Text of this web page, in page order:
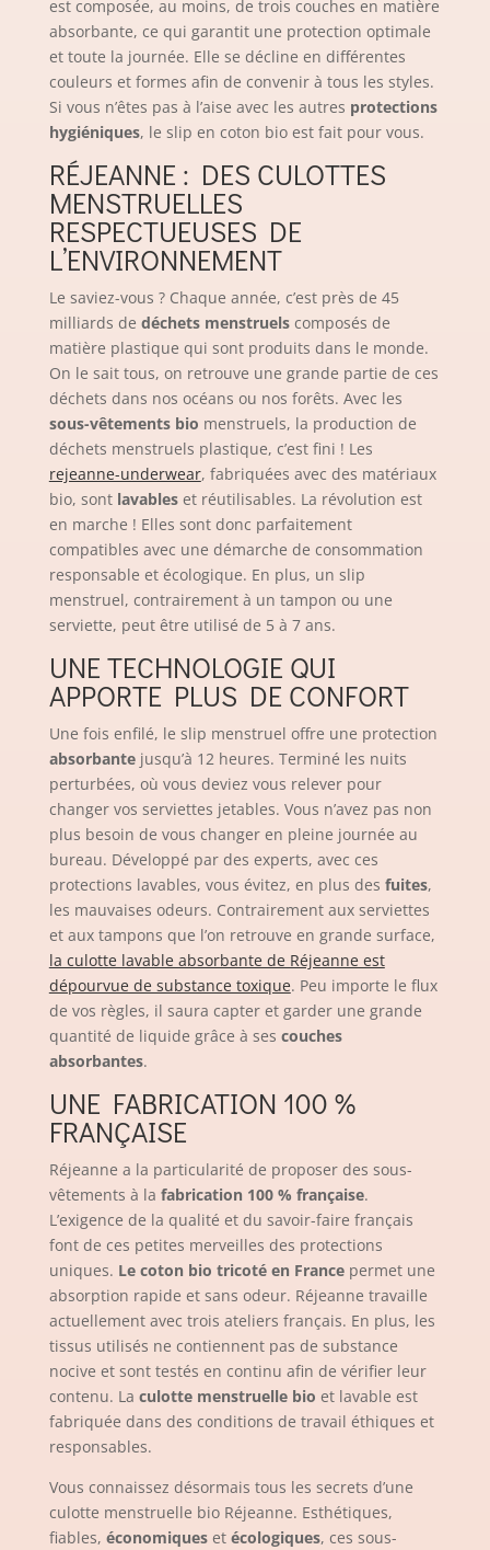
est composée, au moins, de trois couches en matière
absorbante, ce qui garantit une protection optimale
et toute la journée. Elle se décline en différentes
couleurs et formes afin de convenir à tous les styles.
Si vous n’êtes pas à l’aise avec les autres protections
hygiéniques, le slip en coton bio est fait pour vous.
RÉJEANNE : DES CULOTTES
MENSTRUELLES
RESPECTUEUSES DE
L’ENVIRONNEMENT
Le saviez-vous ? Chaque année, c’est près de 45
milliards de déchets menstruelscomposés de
matière plastique qui sont produits dans le monde.
On le sait tous, on retrouve une grande partie de ces
déchets dans nos océans ou nos forêts. Avec les
sous-vêtements bio menstruels, la production de
déchets menstruels plastique, c’est fini ! Les
rejeanne-underwear, fabriquées avec des matériaux
bio, sont lavableset réutilisables. La révolution est
en marche ! Elles sont donc parfaitement
compatibles avec une démarche de consommation
responsable et écologique. En plus, un slip
menstruel, contrairement à un tampon ou une
serviette, peut être utilisé de 5 à 7 ans.
UNE TECHNOLOGIE QUI
APPORTE PLUS DE CONFORT
Une fois enfilé, le slip menstruel offre une protection
absorbantejusqu’à 12 heures. Terminé les nuits
perturbées, où vous deviez vous relever pour
changer vos serviettes jetables. Vous n’avez pas non
plus besoin de vous changer en pleine journée au
bureau. Développé par des experts, avec ces
protections lavables, vous évitez, en plus des fuites,
les mauvaises odeurs. Contrairement aux serviettes
et aux tampons que l’on retrouve en grande surface,
la culotte lavable absorbante de Réjeanne est
dépourvue de substance toxique. Peu importe le flux
de vos règles, il saura capter et garder une grande
quantité de liquide grâce à ses couches
absorbantes.
UNE FABRICATION 100 %
FRANÇAISE
Réjeanne a la particularité de proposer des sous-
vêtements à la fabrication 100 % française.
L’exigence de la qualité et du savoir-faire français
font de ces petites merveilles des protections
uniques. Le coton bio tricoté en Francepermet une
absorption rapide et sans odeur. Réjeanne travaille
actuellement avec trois ateliers français. En plus, les
tissus utilisés ne contiennent pas de substance
nocive et sont testés en continu afin de vérifier leur
contenu. La culotte menstruelle bio et lavable est
fabriquée dans des conditions de travail éthiques et
responsables.
Vous connaissez désormais tous les secrets d’une
culotte menstruelle bio Réjeanne. Esthétiques,
fiables, économiqueset écologiques, ces sous-